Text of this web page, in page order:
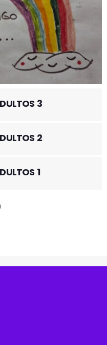
1
2
3